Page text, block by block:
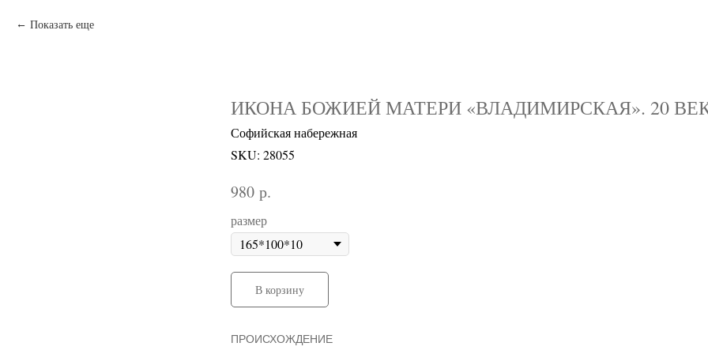
Показать еще
ИКОНА БОЖИЕЙ МАТЕРИ «ВЛАДИМИРСКАЯ». 20
Софийская набережная
SKU: 28055
980 р.
размер
В корзину
ПРОИСХОЖДЕНИЕ